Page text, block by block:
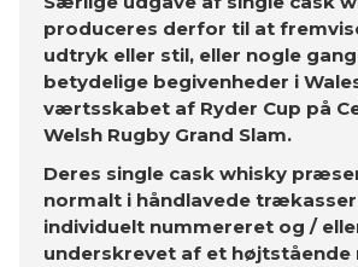
produceres derfor til at
udtryk eller stil, eller nogle
betydelige begivenheder i
værtsskabet af Ryder Cup på
Welsh Rugby Grand Slam.
Deres single cask whisky
normalt i håndlavede
individuelt nummereret og /
underskrevet af et højtstående